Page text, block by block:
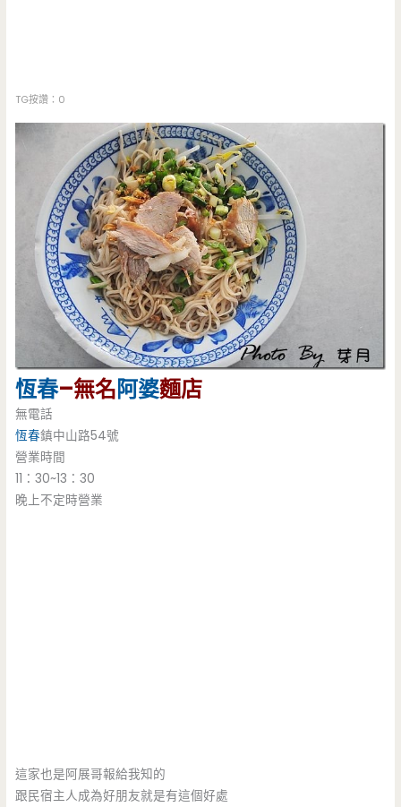
TG按讚：0
恆春–無名阿婆麵店
無電話
恆春鎮中山路54號
營業時間
11：30~13：30
晚上不定時營業
這家也是阿展哥報給我知的
跟民宿主人成為好朋友就是有這個好處